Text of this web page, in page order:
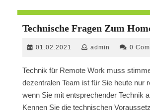
Technische Fragen Zum
01.02.2021 01.02.2021
admin admin 0
Technik für Remote Work muss
dezentralen Team ist für Sie heute nur
wenn Sie mit entsprechender Technik
Kennen Sie die technischen